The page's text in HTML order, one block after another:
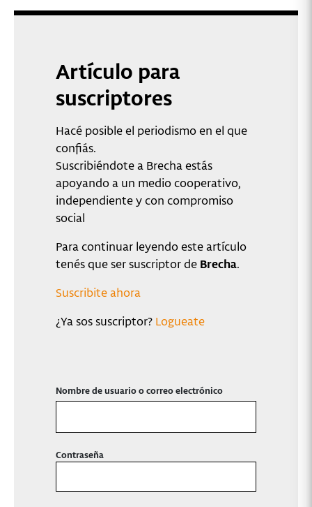
Artículo para
suscriptores
Hacé posible el periodismo en el que
confiás.
Suscribiéndote a Brecha estás
apoyando a un medio cooperativo,
independiente y con compromiso
social
Para continuar leyendo este artículo
tenés que ser suscriptor de Brecha.
Suscribite ahora
¿Ya sos suscriptor? Logueate
Nombre de usuario o correo electrónico
Contraseña